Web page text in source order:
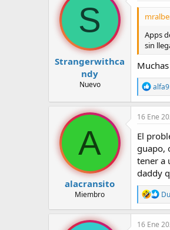
o
e
s
S
Strangerwithca
ndy
Nuevo
Apps
sin
R
e
a
c
i
o
n
e
s
:
alfa9
A
alacransito
Miembro
16 Ene
El
guapo,
tener a
daddy
R
e
a
c
16 Ene